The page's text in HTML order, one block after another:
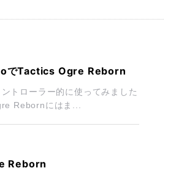
でTactics Ogre Reborn
トローラー的に使ってみました
Rebornにはま...
Reborn